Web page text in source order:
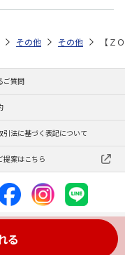
る
その他 その他 【Ｚ
ご質問
引法に基づく表記について
提案はこちら